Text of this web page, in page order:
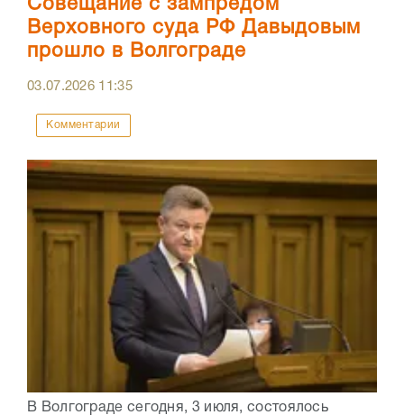
Совещание с зампредом
Верховного суда РФ Давыдовым
прошло в Волгограде
03.07.2026 11:35
Комментарии
В Волгограде сегодня, 3 июля, состоялось